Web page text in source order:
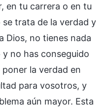
en tu carrera o en tu
trata de la verdad y
Dios, no tienes nada
no has conseguido
poner la verdad en
para vosotros, y
aún mayor. Esta